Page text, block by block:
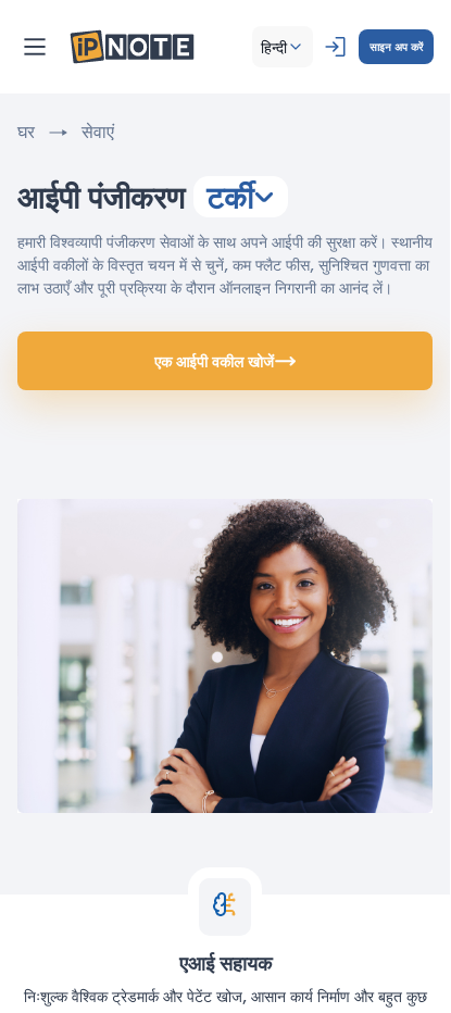
हिन्दी साइन अप करें
घर सेवाएं
आईपी पंजीकरण टर्की
हमारी विश्वव्यापी पंजीकरण सेवाओं के साथ अपने आईपी की सुरक्षा करें। स्थानीय
आईपी वकीलों के विस्तृत चयन में से चुनें, कम फ्लैट फीस, सुनिश्चित गुणवत्ता का
लाभ उठाएँ और पूरी प्रक्रिया के दौरान ऑनलाइन निगरानी का आनंद लें।
एक आईपी वकील खोजें
एआई सहायक
निःशुल्क वैश्विक ट्रेडमार्क और पेटेंट खोज, आसान कार्य निर्माण और बहुत कुछ